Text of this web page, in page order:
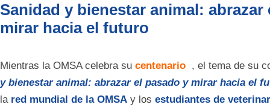
Sanidad y bienestar animal: abrazar
mirar hacia el futuro
Mientras la OMSA celebra su centenario, el tema de su
y bienestar animal: abrazar el pasado y mirar hacia el
lared mundial de la OMSA y los estudiantes de